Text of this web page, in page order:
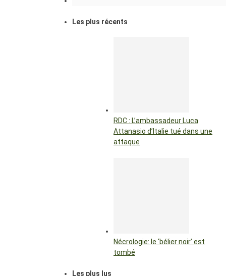
Les plus récents
RDC : L’ambassadeur Luca
Attanasio d’Italie tué dans une
attaque
Nécrologie: le ‘bélier noir’ est
tombé
Les plus lus